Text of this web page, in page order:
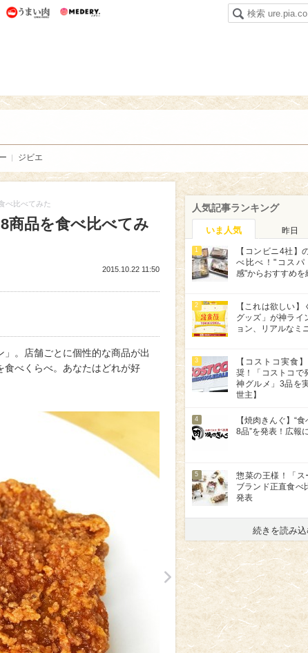
うまいパン うまい肉
ジビエ
べ比べてみた
商品を食べ比べてみ
2015.10.22 11:50
。店舗ごとに個性的な商品が出
食べくらべ。あなたはどれが好
>
人気記事ランキング
いま人気 昨日
1
【コンビニ4社】
べ比べ！"コスパ
感"からおすすめを
2
【これは欲しい
グッズ」が神ライ
ョン、リアルなミ
3
【コストコ実食
奨！「コストコで
神グルメ」3品を
世主】
4
【焼肉きんぐ】“
8品”を発表！広報
5
惣菜の王様！「
ブランド正直食べ
発表
続きを読み込